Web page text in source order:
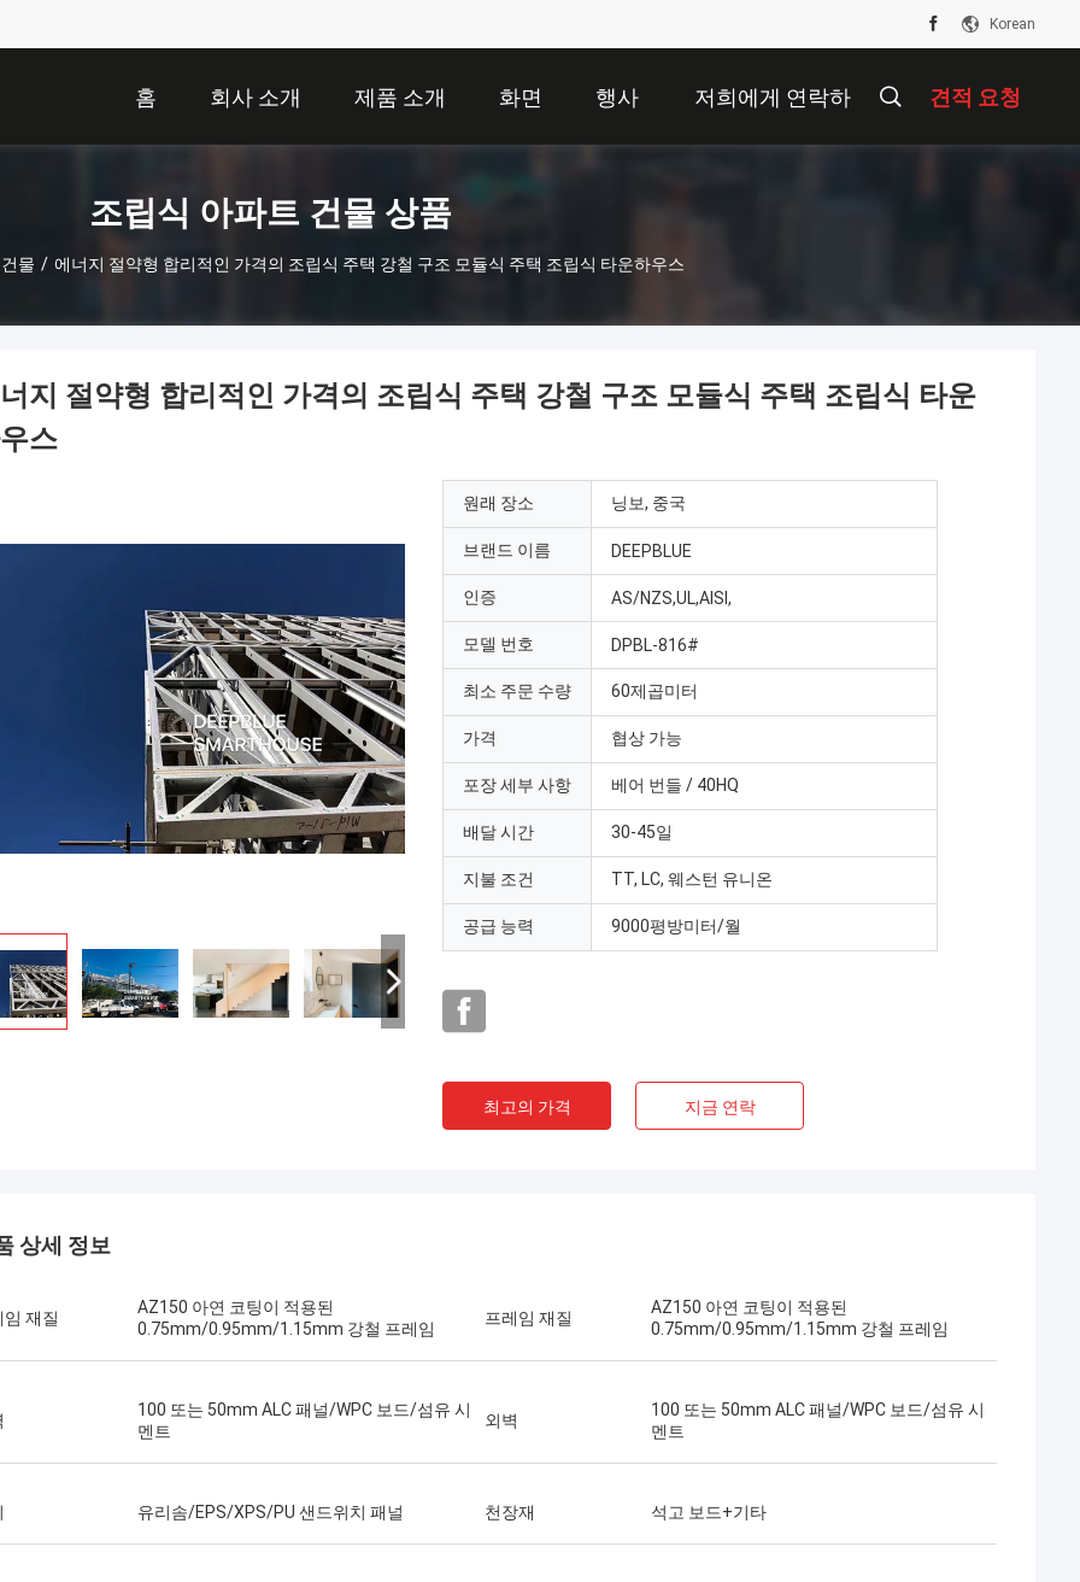
Korean
홈 회사 소개 제품 소개 화면 행사 저희에게 연락하 견적 요청
조립식 아파트 건물 상품
물 / 에너지 절약형 합리적인 가격의 조립식 주택 강철 구조 모듈식 주택 조립식 타운하우스
마이클 케언즈
어디에서나 배송할 수 있는 강철 프
지 절약형 합리적인 가격의 조립식 주택 강철 구조 모듈식 주택 조립식 타운
스
원래 장소 닝보, 중국
브랜드 이름 DEEPBLUE
인증 AS/NZS,UL,AISI,
모델 번호 DPBL-816#
최소 주문 수량 60제곱미터
가격 협상 가능
포장 세부 사항 베어 번들 / 40HQ
배달 시간 30-45일
지불 조건 TT, LC, 웨스턴 유니온
공급 능력 9000평방미터/월
최고의 가격 지금 연락
상세 정보
임 재질
AZ150 아연 코팅이 적용된
0.75mm/0.95mm/1.15mm 강철 프레임
프레임 재질
AZ150 아연 코팅이 적용된
0.75mm/0.95mm/1.15mm 강철 프레임
100 또는 50mm ALC 패널/WPC 보드/섬유 시
멘트
외벽
100 또는 50mm ALC 패널/WPC 보드/섬유 시
멘트
유리솜/EPS/XPS/PU 샌드위치 패널 천장재 석고 보드+기타